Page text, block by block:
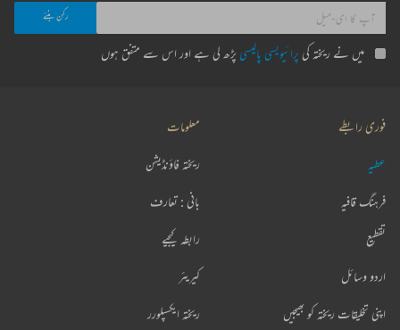
میں نے ریختہ کی پرائیویسی پالیسی پڑھ لی ہے اور اس سے متفق ہوں
فوری رابطے
عطیہ
فرہنگ قافیہ
تقطیع
اردو وسائل
اپنی تخلیقات ریختہ کو بھیجیں
معلومات
ریختہ فاؤنڈیشن
بانی : تعارف
رابطہ کیجیے
کیریئر
ریختہ ایکسپلورر